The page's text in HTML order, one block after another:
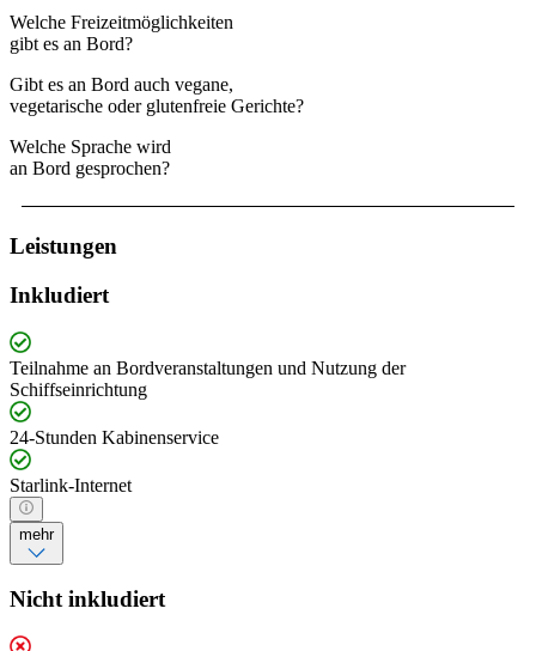
Welche Freizeitmöglichkeiten
gibt es an Bord?
Gibt es an Bord auch vegane,
vegetarische oder glutenfreie Gerichte?
Welche Sprache wird
an Bord gesprochen?
Leistungen
Inkludiert
Teilnahme an Bordveranstaltungen und Nutzung der
Schiffseinrichtung
24-Stunden Kabinenservice
Starlink-Internet
mehr
Nicht inkludiert